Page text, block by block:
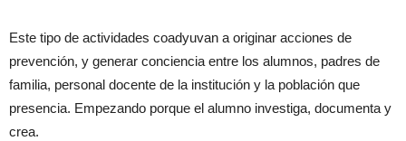
Este tipo de actividades coadyuvan a originar acciones de
prevención, y generar conciencia entre los alumnos, padres de
familia, personal docente de la institución y la población que
presencia. Empezando porque el alumno investiga, documenta y
crea.